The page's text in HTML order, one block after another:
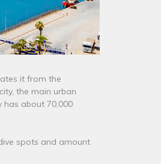
it from the
the main urban
about 70,000
spots and amount